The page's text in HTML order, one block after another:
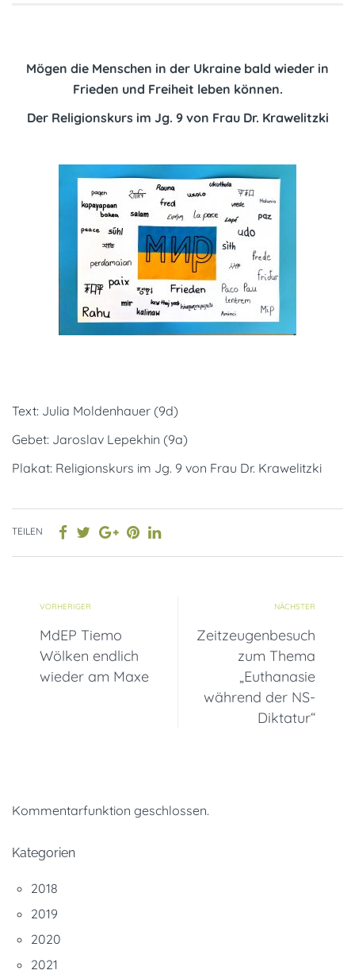
Mögen die Menschen in der Ukraine bald wieder in
Frieden und Freiheit leben können.
Der Religionskurs im Jg. 9 von Frau Dr. Krawelitzki
Text: Julia Moldenhauer (9d)
Gebet: Jaroslav Lepekhin (9a)
Plakat: Religionskurs im Jg. 9 von Frau Dr. Krawelitzki
TEILEN
VORHERIGER
MdEP Tiemo
Wölken endlich
wieder am Maxe
NÄCHSTER
Zeitzeugenbesuch
zum Thema
„Euthanasie
während der NS-
Diktatur“
Kommentarfunktion geschlossen.
Kategorien
2018
2019
2020
2021